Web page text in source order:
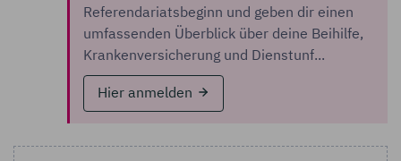
Referendariatsbeginn und geben dir einen
umfassenden Überblick über deine Beihilfe,
Krankenversicherung und Dienstunf...
Hier anmelden